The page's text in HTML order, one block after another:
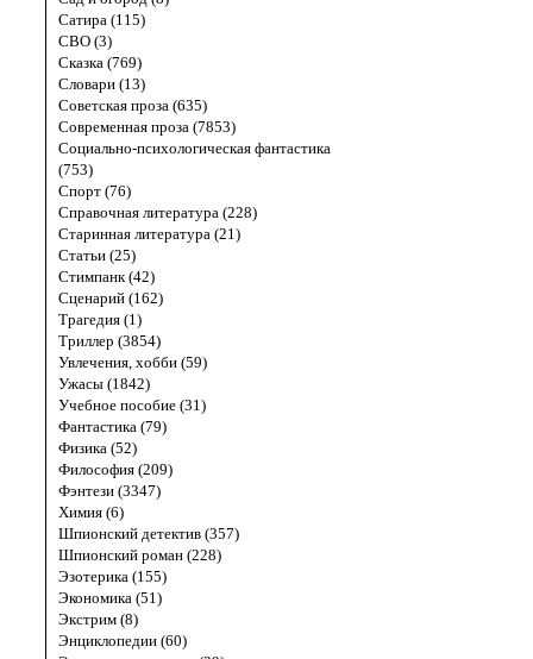
Сатира (115)
СВО (3)
Сказка (769)
Словари (13)
Советская проза (635)
Современная проза (7853)
Социально-психологическая фантастика
(753)
Спорт (76)
Справочная литература (228)
Старинная литература (21)
Статьи (25)
Стимпанк (42)
Сценарий (162)
Трагедия (1)
Триллер (3854)
Увлечения, хобби (59)
Ужасы (1842)
Учебное пособие (31)
Фантастика (79)
Физика (52)
Философия (209)
Фэнтези (3347)
Химия (6)
Шпионский детектив (357)
Шпионский роман (228)
Эзотерика (155)
Экономика (51)
Экстрим (8)
Энциклопедии (60)